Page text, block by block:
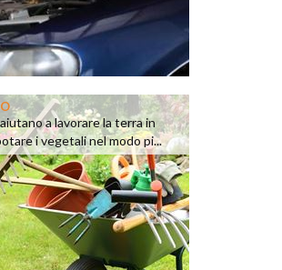
a lavorare la terra in
i vegetali nel modo pi...